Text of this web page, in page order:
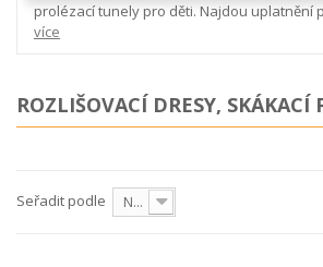
prolézací tunely pro děti. Najdou uplatnění
více
ROZLIŠOVACÍ DRESY, SKÁKACÍ
Seřadit podle Nejprve produkty skladem